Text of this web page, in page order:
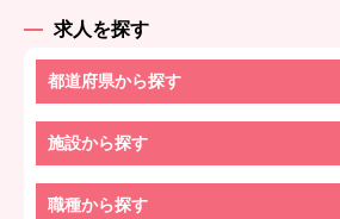
求人を探す
都道府県から探す
施設から探す
職種から探す